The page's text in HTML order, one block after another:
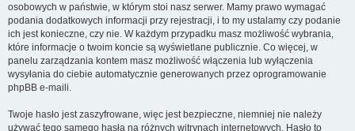
osobowych w państwie, w którym stoi nasz serwer. Mamy prawo wymagać
podania dodatkowych informacji przy rejestracji, i to my ustalamy czy podanie
ich jest konieczne, czy nie. W każdym przypadku masz możliwość wybrania,
które informacje o twoim koncie są wyświetlane publicznie. Co więcej, w
panelu zarządzania kontem masz możliwość włączenia lub wyłączenia
wysyłania do ciebie automatycznie generowanych przez oprogramowanie
phpBB e-maili.
Twoje hasło jest zaszyfrowane, więc jest bezpieczne, niemniej nie należy
używać tego samego hasła na różnych witrynach internetowych. Hasło to